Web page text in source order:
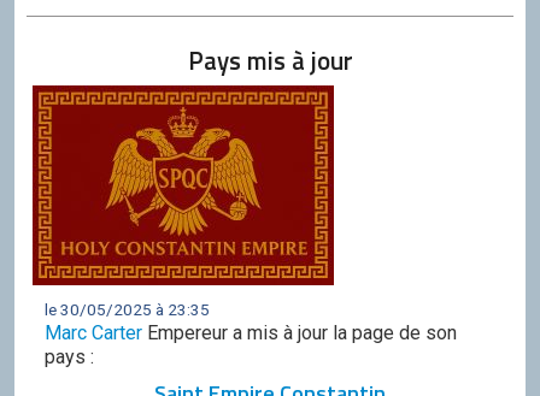
Discord
CONTRIBUER
GitHub
Pays mis à jour
le 30/05/2025 à 23:35
Marc Carter Empereur a mis à jour la page de son
pays :